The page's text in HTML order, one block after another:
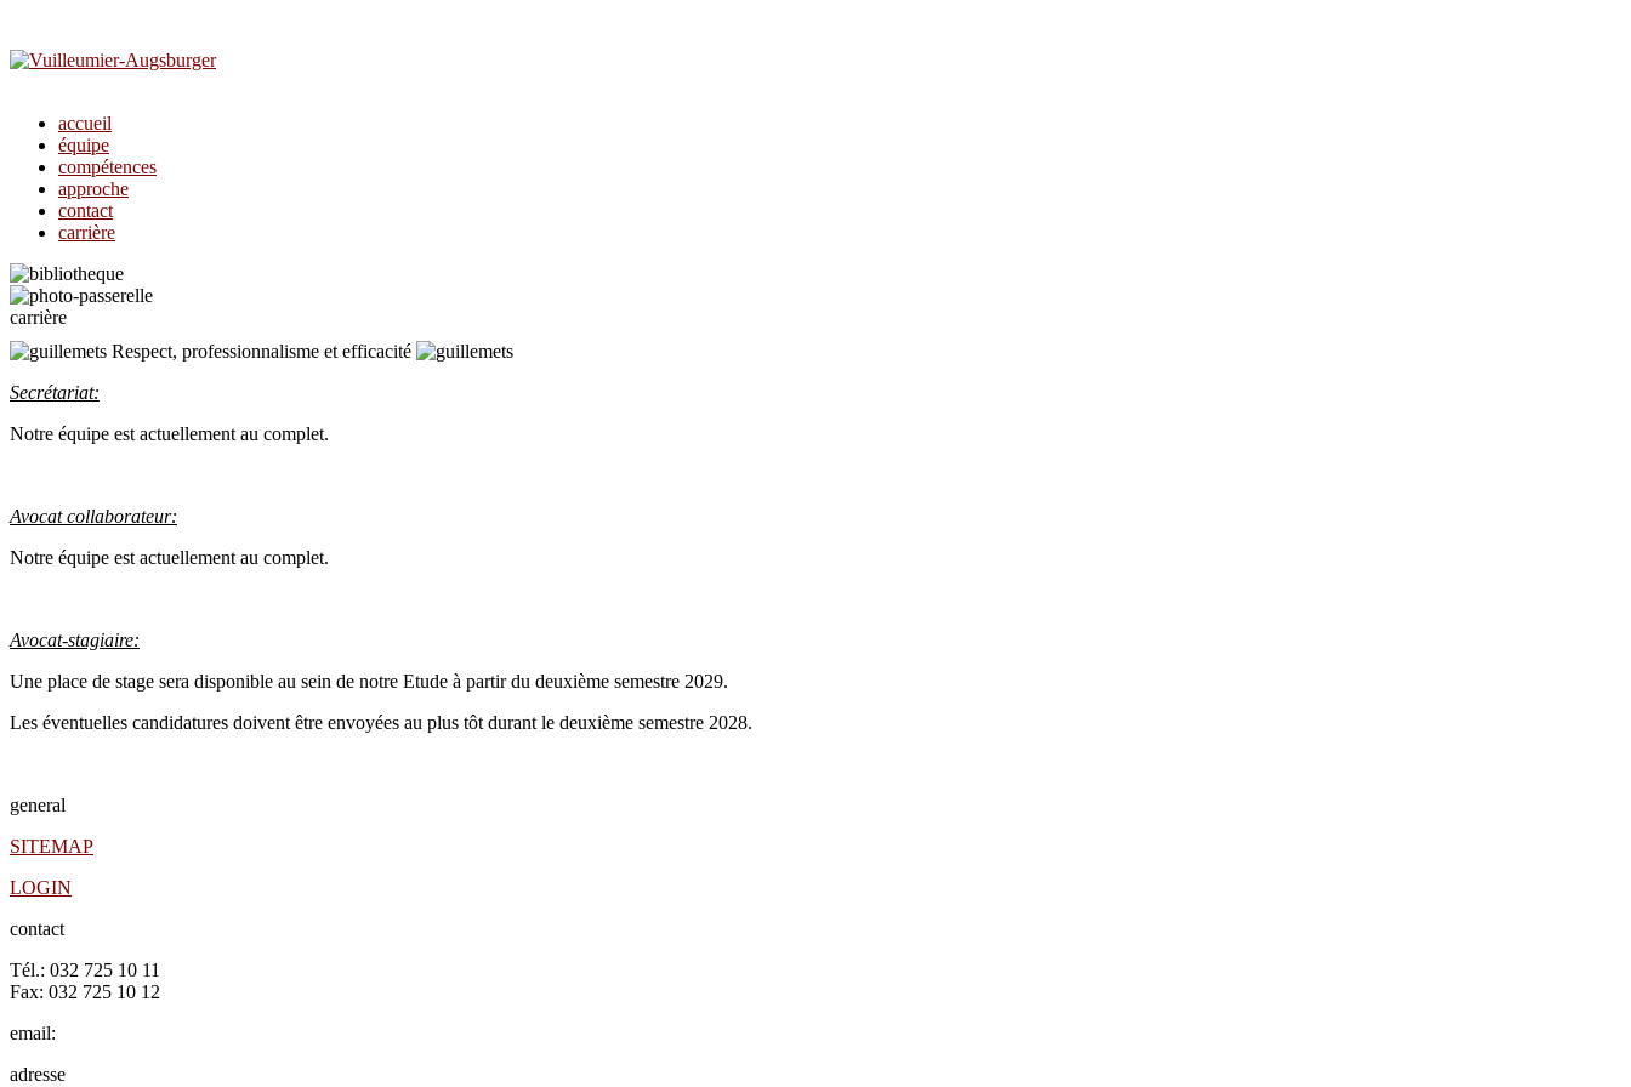
accueil
équipe
compétences
approche
contact
carrière
carrière
Respect, professionnalisme et efficacité
Secrétariat:
Notre équipe est actuellement au complet.
Avocat collaborateur:
Notre équipe est actuellement au complet.
Avocat-stagiaire:
Une place de stage sera disponible au sein de notre Etude à partir du deuxième semestre 2029.
Les éventuelles candidatures doivent être envoyées au plus tôt durant le deuxième semestre 2028.
general
SITEMAP
LOGIN
contact
Tél.: 032 725 10 11
Fax: 032 725 10 12
email:
adresse